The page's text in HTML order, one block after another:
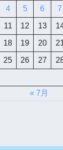
4 5 6 7
11 12 13
18 19 20
25 26 27
« 7月